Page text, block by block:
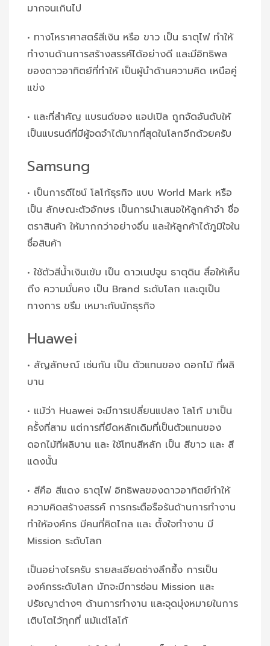
มากจนเกินไป
• ทางโหราศาสตร์สีเงิน หรือ ขาว เป็น ธาตุไฟ ทำให้
ทำงานด้านการสร้างสรรค์ได้อย่างดี และมีอิทธิพล
ของดาวอาทิตย์ที่ทำให้ เป็นผู้นำด้านความคิด เหนือคู่
แข่ง
• และที่สำคัญ แบรนด์ของ แอปเปิล ถูกจัดอันดับให้
เป็นแบรนด์ที่มีผู้จดจำได้มากที่สุดในโลกอีกด้วยครับ
Samsung
• เป็นการดีไซน์ โลโก้ธุรกิจ แบบ World Mark หรือ
เป็น ลักษณะตัวอักษร เป็นการนำเสนอให้ลูกค้าจำ ชื่อ
ตราสินค้า ให้มากกว่าอย่างอื่น และให้ลูกค้าได้ภูมิใจใน
ชื่อสินค้า
• ใช้ตัวสีน้ำเงินเข้ม เป็น ดาวเนปจูน ธาตุดิน สื่อให้เห็น
ถึง ความมั่นคง เป็น Brand ระดับโลก และดูเป็น
ทางการ ขรึม เหมาะกับนักธุรกิจ
Huawei
• สัญลักษณ์ เช่นกัน เป็น ตัวแทนของ ดอกไม้ ที่ผลิ
บาน
• แม้ว่า Huawei จะมีการเปลี่ยนแปลง โลโก้ มาเป็น
ครั้งที่สาม แต่การที่ยึดหลักเดิมที่เป็นตัวแทนของ
ดอกไม้ที่ผลิบาน และ ใช้โทนสีหลัก เป็น สีขาว และ สี
แดงนั้น
• สีคือ สีแดง ธาตุไฟ อิทธิพลของดาวอาทิตย์ทำให้
ความคิดสร้างสรรค์ การกระตือรือร้นด้านการทำงาน
ทำให้องค์กร มีคนที่คิดไกล และ ตั้งใจทำงาน มี
Mission ระดับโลก
เป็นอย่างไรครับ รายละเอียดช่างลึกซึ้ง การเป็น
องค์กรระดับโลก มักจะมีการซ่อน Mission และ
ปรัชญาต่างๆ ด้านการทำงาน และจุดมุ่งหมายในการ
เติบโตไว้ทุกที่ แม้แต่โลโก้